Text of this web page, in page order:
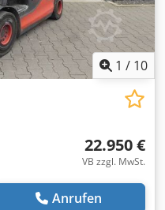
1 / 10
22.950 €
VB zzgl. MwSt.
Anrufen